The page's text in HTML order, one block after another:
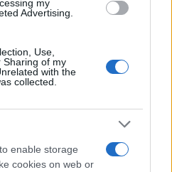
my
Advertising.
Use,
Sharing of my
with the
collected.
enable storage
cookies on web or